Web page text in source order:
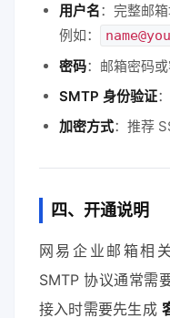
用户名：完整邮
例如：
密码：邮箱密码
SMTP 身份验证
加密方式：推荐
四、开通说明
网易企业邮箱相
SMTP 协议通常需
接入时需要先生成